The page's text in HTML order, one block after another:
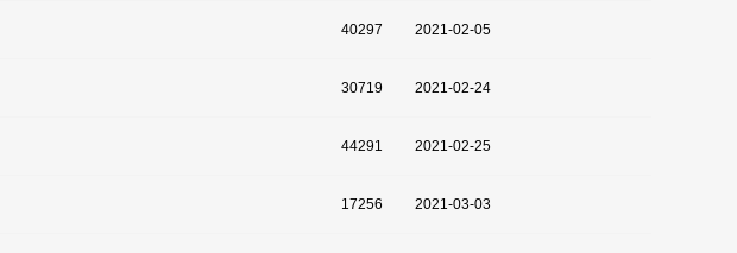
40297 2021-02-05
30719 2021-02-24
44291 2021-02-25
17256 2021-03-03